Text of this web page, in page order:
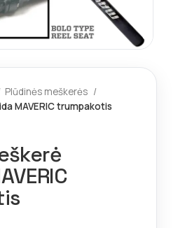
padidinti
Plūdinės meškerės
MAVERIC trumpakotis